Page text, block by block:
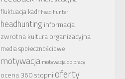
fluktuacja kadr head hunter
headhunting informacja
zwrotnakultura organizacyjna
media społecznościowe
motywacja motywacja do pracy
ocena 360 stopni oferty